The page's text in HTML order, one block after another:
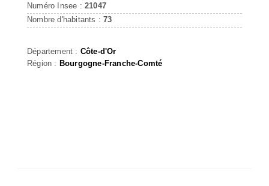
Numéro Insee : 21047
Nombre d'habitants :73
Département : Côte-d'Or
Région : Bourgogne-Franche-Comté